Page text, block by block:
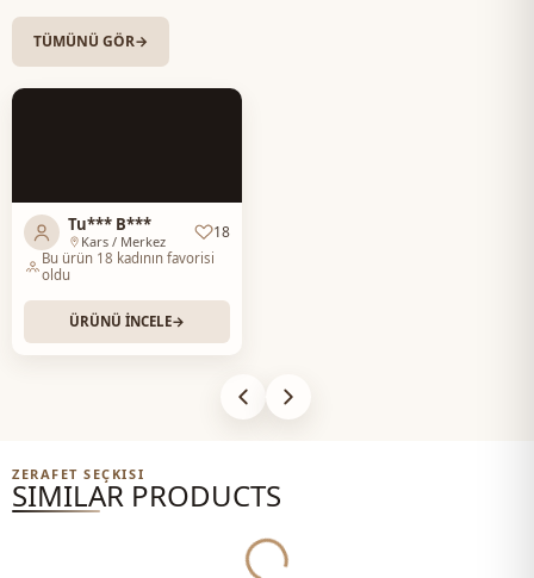
TÜMÜNÜ GÖR→
Tu*** B***
Kars / Merkez 18
Bu ürün 18 kadının favorisi
oldu
ÜRÜNÜ İNCELE→
ZERAFET SEÇKISI
SIMILAR PRODUCTS
Yukleniyor...